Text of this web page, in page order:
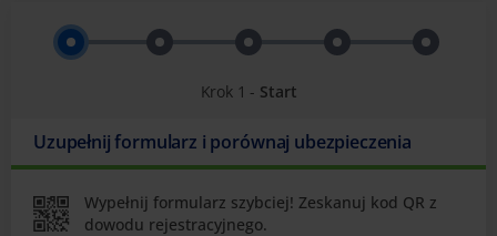
Krok 1 - Start
Uzupełnij formularz i porównaj ubezpieczenia
Wypełnij formularz szybciej! Zeskanuj kod QR z
dowodu rejestracyjnego.